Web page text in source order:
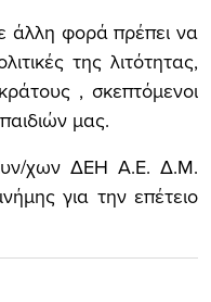
άλλη φορά πρέπει να
της λιτότητας,
, σκεπτόμενοι
μας.
χων ΔΕΗ Α.Ε. Δ.Μ.
για την επέτειο